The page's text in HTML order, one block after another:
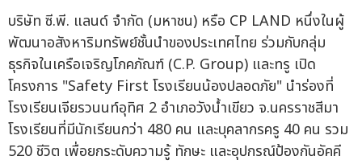
บริษัท ซี.พี. แลนด์ จำกัด (มหาชน) หรือ CP LAND หนึ่งในผู้
พัฒนาอสังหาริมทรัพย์ชั้นนำของประเทศไทย ร่วมกับกลุ่ม
ธุรกิจในเครือเจริญโภคภัณฑ์ (C.P. Group) และทรู เปิด
โครงการ "Safety First โรงเรียนน้องปลอดภัย" นำร่องที่
โรงเรียนเจียรวนนท์อุทิศ 2 อำเภอวังน้ำเขียว จ.นครราชสีมา
โรงเรียนที่มีนักเรียนกว่า 480 คน และบุคลากรครู 40 คน รวม
520 ชีวิต เพื่อยกระดับความรู้ ทักษะ และอุปกรณ์ป้องกันอัคคี